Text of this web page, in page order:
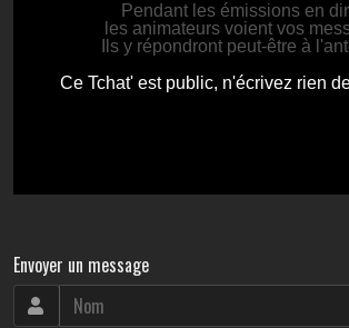
Envoyer un message